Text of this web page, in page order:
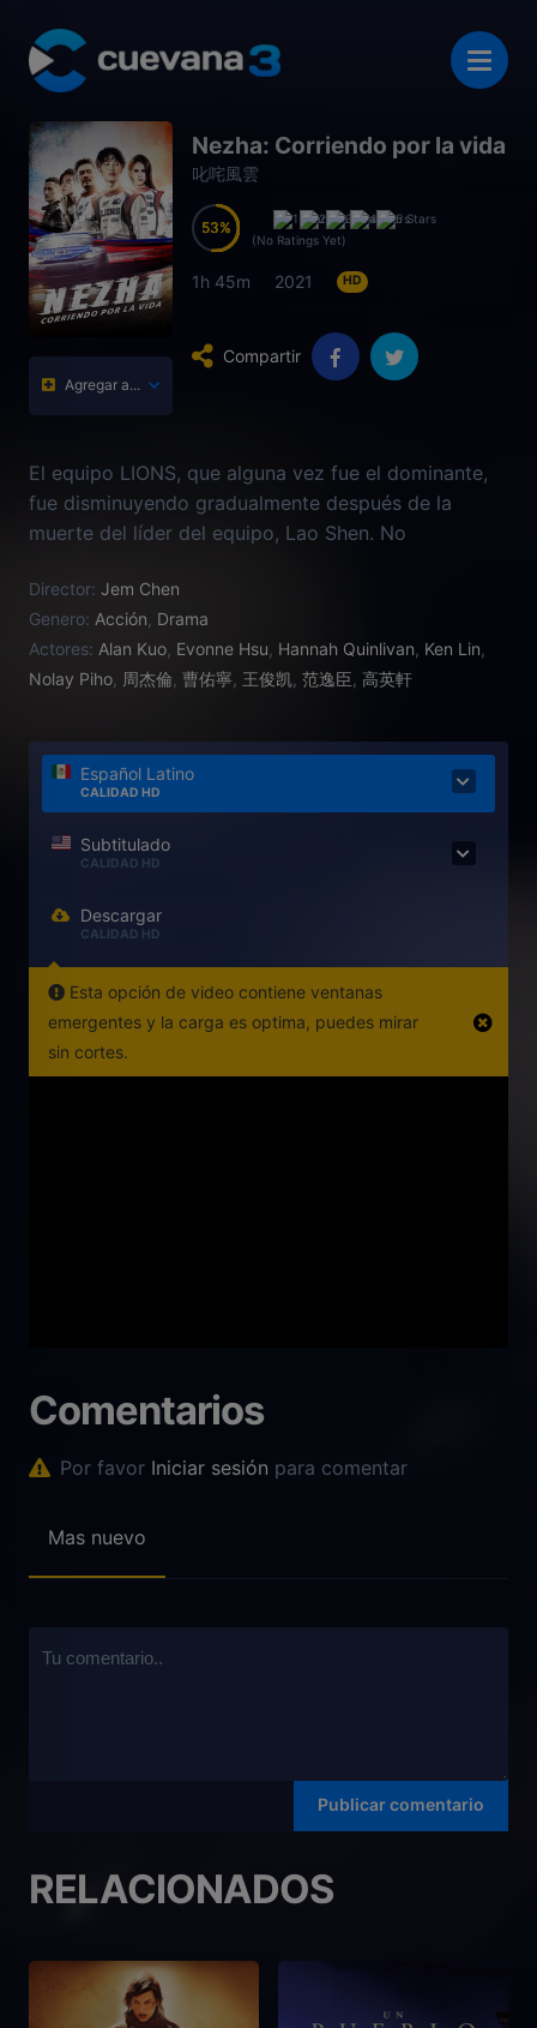
Agregar a...
Nezha: Corriendo por la vida
叱咤風雲
53
53
53
53
(No Ratings Yet)
1h 45m 2021 HD
Compartir
El equipo LIONS, que alguna vez fue el dominante,
fue disminuyendo gradualmente después de la
muerte del líder del equipo, Lao Shen. No
compañera, la primera mujer conductora en la
historia de la liga, Lu Li li no se llevaban bien, y los
dos no se rindieron entre sí, lo que empeoró la
situación del equipo.
Director: Jem Chen
Genero: Acción Drama
Actores: Alan Kuo Evonne Hsu Hannah Quinlivan, Ken Lin,
Nolay Piho 周杰倫 曹佑寧 王俊凯 范逸臣, 高英軒
Español Latino
CALIDAD HD
Subtitulado
CALIDAD HD
Descargar
CALIDAD HD
Esta opción de video contiene ventanas
emergentes y la carga es optima, puedes mirar
sin cortes.
Comentarios
Por favor Iniciar sesión para comentar
Mas nuevo
RELACIONADOS